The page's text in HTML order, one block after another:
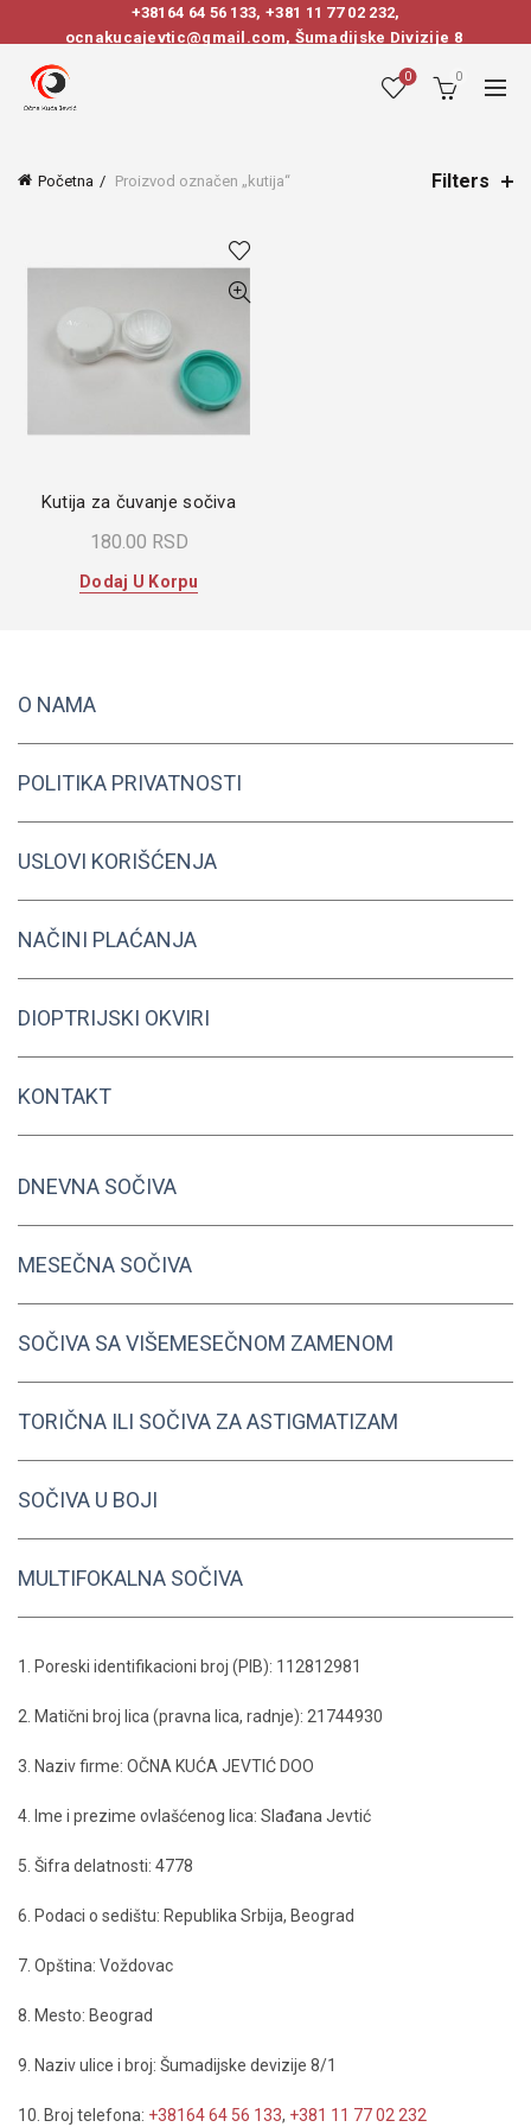
+38164 64 56 133, +381 11 77 02 232,
ocnakucajevtic@gmail.com, Šumadijske Divizije 8
0 0
Početna Proizvod označen „kutija“ Filters
Kutija za čuvanje sočiva
180.00 RSD
Dodaj U Korpu
O NAMA
POLITIKA PRIVATNOSTI
USLOVI KORIŠĆENJA
NAČINI PLAĆANJA
DIOPTRIJSKI OKVIRI
KONTAKT
DNEVNA SOČIVA
MESEČNA SOČIVA
SOČIVA SA VIŠEMESEČNOM ZAMENOM
TORIČNA ILI SOČIVA ZA ASTIGMATIZAM
SOČIVA U BOJI
MULTIFOKALNA SOČIVA
1. Poreski identifikacioni broj (PIB): 112812981
2. Matični broj lica (pravna lica, radnje): 21744930
3. Naziv firme: OČNA KUĆA JEVTIĆ DOO
4. Ime i prezime ovlašćenog lica: Slađana Jevtić
5. Šifra delatnosti: 4778
6. Podaci o sedištu: Republika Srbija, Beograd
7. Opština: Voždovac
8. Mesto: Beograd
9. Naziv ulice i broj: Šumadijske devizije 8/1
10. Broj telefona: +38164 64 56 133, +381 11 77 02 232